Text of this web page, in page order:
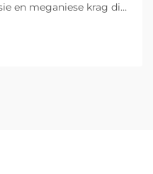
en meganiese krag die